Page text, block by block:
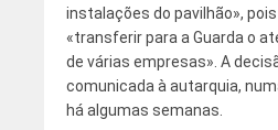
instalações do pavilhão»,
«transferir para a Guarda o
de várias empresas». A
comunicada à autarquia,
há algumas semanas.